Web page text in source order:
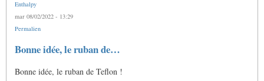
Enthalpy
mar 08/02/2022 - 13:29
Permalien
Bonne idée, le ruban de…
Bonne idée, le ruban de Teflon !